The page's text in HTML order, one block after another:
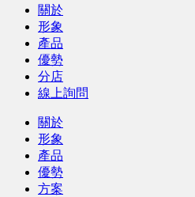
關於
形象
產品
優勢
分店
線上詢問
關於
形象
產品
優勢
方案